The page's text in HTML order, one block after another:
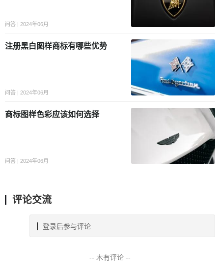
问答 | 2024年06月
注册黑白图样商标有哪些优势
问答 | 2024年06月
商标图样色彩应该如何选择
问答 | 2024年06月
评论交流
登录后参与评论
-- 木有评论 --